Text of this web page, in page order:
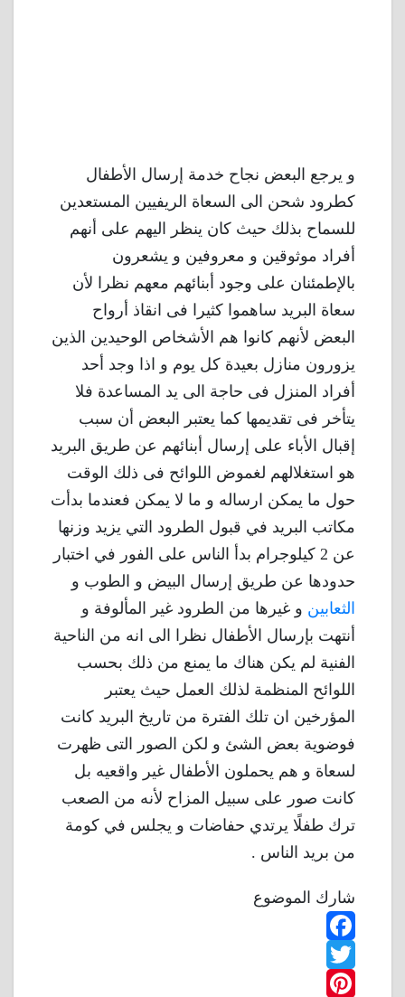
و يرجع البعض نجاح خدمة إرسال الأطفال
كطرود شحن الى السعاة الريفيين المستعدين
للسماح بذلك حيث كان ينظر اليهم على أنهم
أفراد موثوقين و معروفين و يشعرون
بالإطمئنان على وجود أبنائهم معهم نظرا لأن
سعاة البريد ساهموا كثيرا فى انقاذ أرواح
البعض لأنهم كانوا هم الأشخاص الوحيدين الذين
يزورون منازل بعيدة كل يوم و اذا وجد أحد
أفراد المنزل فى حاجة الى يد المساعدة فلا
يتأخر فى تقديمها كما يعتبر البعض أن سبب
إقبال الأباء على إرسال أبنائهم عن طريق البريد
هو استغلالهم لغموض اللوائح فى ذلك الوقت
حول ما يمكن ارساله و ما لا يمكن فعندما بدأت
مكاتب البريد في قبول الطرود التي يزيد وزنها
عن 2 كيلوجرام بدأ الناس على الفور في اختبار
حدودها عن طريق إرسال البيض و الطوب و
الثعابين و غيرها من الطرود غير المألوفة و
أنتهت بإرسال الأطفال نظرا الى انه من الناحية
الفنية لم يكن هناك ما يمنع من ذلك بحسب
اللوائح المنظمة لذلك العمل حيث يعتبر
المؤرخين ان تلك الفترة من تاريخ البريد كانت
فوضوية بعض الشئ و لكن الصور التى ظهرت
لسعاة و هم يحملون الأطفال غير واقعيه بل
كانت صور على سبيل المزاح لأنه من الصعب
ترك طفلًا يرتدي حفاضات و يجلس في كومة
من بريد الناس .
شارك الموضوع
F
a
T